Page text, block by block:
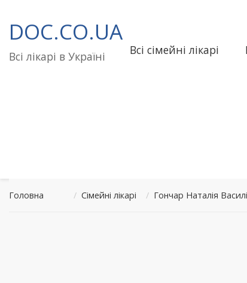
до
вмісту
DOC.CO.UA
Всі лікарі в Україні Всі сімейні лікарі
Головна / Сімейні лікарі / Гончар Наталія